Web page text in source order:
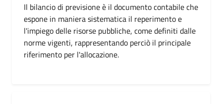
Il bilancio di previsione è il documento contabile che
espone in maniera sistematica il reperimento e
l'impiego delle risorse pubbliche, come definiti dalle
norme vigenti, rappresentando perciò il principale
riferimento per l'allocazione.